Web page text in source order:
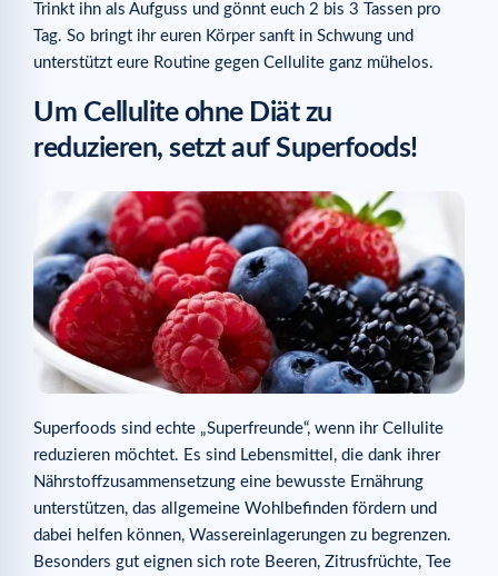
Trinkt ihn als Aufguss und gönnt euch 2 bis 3 Tassen pro
Tag. So bringt ihr euren Körper sanft in Schwung und
unterstützt eure Routine gegen Cellulite ganz mühelos.
Um Cellulite ohne Diät zu
reduzieren, setzt auf Superfoods!
Superfoods sind echte „Superfreunde“, wenn ihr Cellulite
reduzieren möchtet. Es sind Lebensmittel, die dank ihrer
Nährstoffzusammensetzung eine bewusste Ernährung
unterstützen, das allgemeine Wohlbefinden fördern und
dabei helfen können, Wassereinlagerungen zu begrenzen.
Besonders gut eignen sich rote Beeren, Zitrusfrüchte, Tee